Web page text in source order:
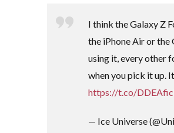
I think the Galaxy Z
the iPhone Air or the
using it, every other
when you pick it up.
https://t.co/
— Ice Universe